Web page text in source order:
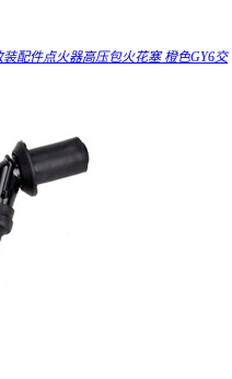
配件点火器高压包火花塞 橙色GY6交